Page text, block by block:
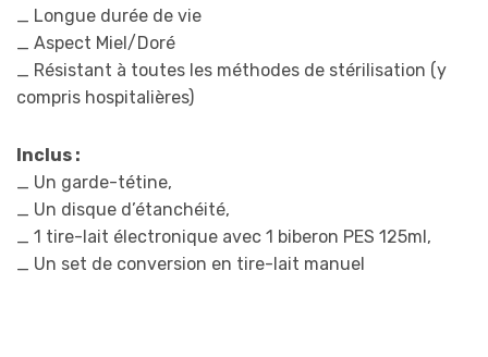
_ Longue durée de vie
_ Aspect Miel/Doré
_ Résistant à toutes les méthodes de stérilisation (y
compris hospitalières)
Inclus :
_ Un garde-tétine,
_ Un disque d’étanchéité,
_ 1 tire-lait électronique avec 1 biberon PES 125ml,
_ Un set de conversion en tire-lait manuel